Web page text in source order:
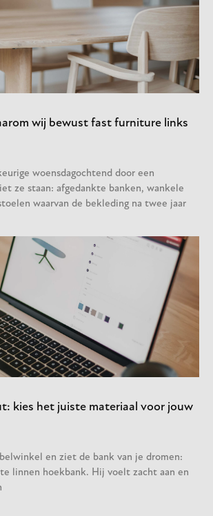
wij bewust fast furniture links
woensdagochtend door een
ze staan: afgedankte banken, wankele
waarvan de bekleding na twee jaar
kies het juiste materiaal voor jouw
en ziet de bank van je dromen:
linnen hoekbank. Hij voelt zacht aan en